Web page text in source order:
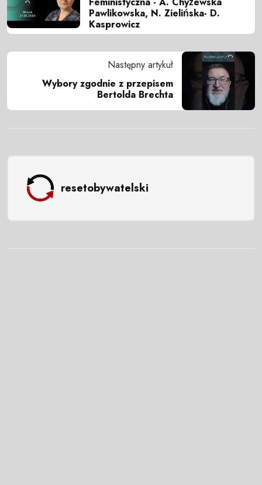
Pawlikowska, N. Zielińska- D.
Kasprowicz
Następny artykuł
Wybory zgodnie z przepisem
Bertolda Brechta
resetobywatelski